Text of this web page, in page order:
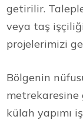
getirilir.
veya taş
projelerimizi
Bölgenin
metrekaresine
külah yapımı